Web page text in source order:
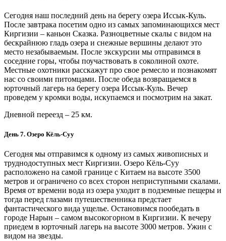
Сегодня наш последний день на берегу озера Иссык-Куль.
После завтрака посетим одно из самых запоминающихся мест
Киргизии – каньон Сказка. Разноцветные скалы с видом на
бескрайнюю гладь озера и снежные вершины делают это
место незабываемым. После экскурсии мы отправимся в
соседние горы, чтобы поучаствовать в соколиной охоте.
Местные охотники расскажут про свое ремесло и познакомят
нас со своими питомцами. После обеда возвращаемся в
юрточный лагерь на берегу озера Иссык-Куль. Вечер
проведем у кромки воды, искупаемся и посмотрим на закат.
Дневной переезд – 25 км.
День 7. Озеро Кёль-Суу
Сегодня мы отправимся к одному из самых живописных и
труднодоступных мест Киргизии. Озеро Кёль-Суу
расположено на самой границе с Китаем на высоте 3500
метров и ограничено со всех сторон неприступными скалами.
Время от времени вода из озера уходит в подземные пещеры и
тогда перед глазами путешественника предстает
фантастического вида ущелье. Остановимся пообедать в
городе Нарын – самом высокогорном в Киргизии. К вечеру
приедем в юрточный лагерь на высоте 3000 метров. Ужин с
видом на звезды.